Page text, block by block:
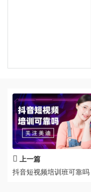
上一篇
抖音短视频培训班可靠吗